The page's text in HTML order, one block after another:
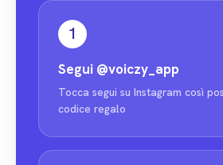
1
Segui @voiczy_app
Tocca segui su Instagram così
codice regalo